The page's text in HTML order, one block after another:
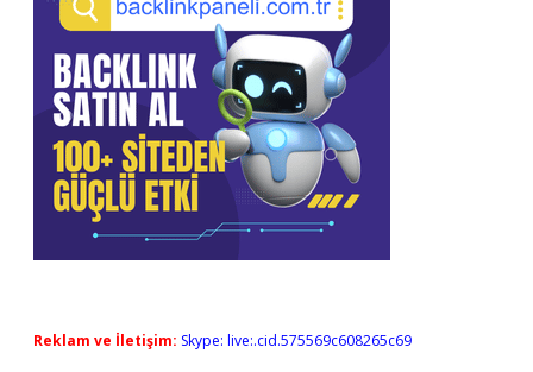
Reklam ve İletişim: Skype: live:.cid.575569c608265c69